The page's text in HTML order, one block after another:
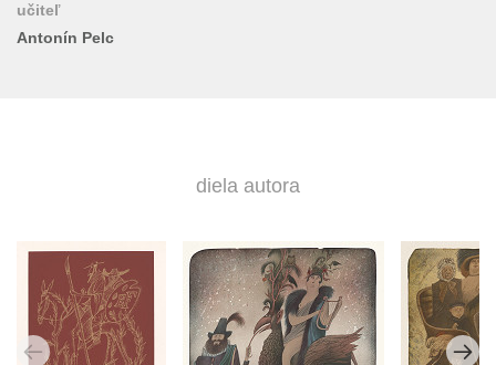
učiteľ
Antonín Pelc
diela autora